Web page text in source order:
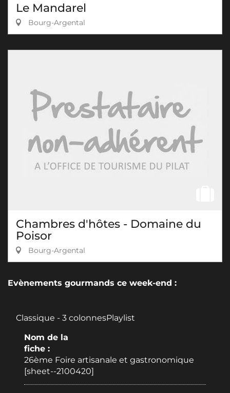
Le Mandarel
Bourg-Argental
Chambres d'hôtes - Domaine du
Poisor
Bourg-Argental
Evènements gourmands ce week-end :
Classique - 3 colonnesPlaylist
Nom de la
fiche :
26ème Foire artisanale et gastronomique
[sheet--2100420]